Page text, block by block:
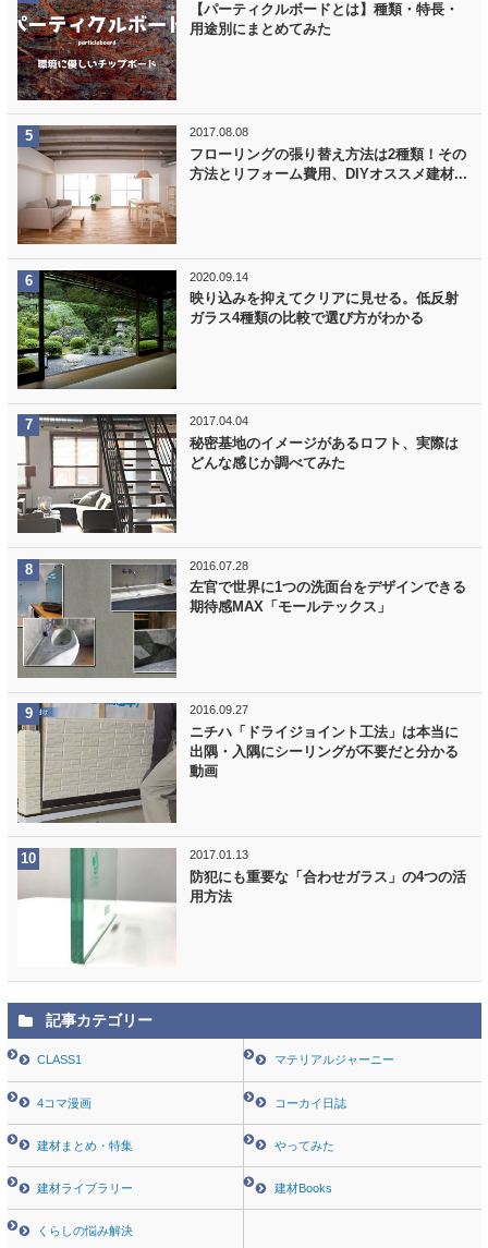
【パーティクルボードとは】種類・特長・
用途別にまとめてみた
2017.08.08
フローリングの張り替え方法は2種類！その
方法とリフォーム費用、DIYオススメ建材...
2020.09.14
映り込みを抑えてクリアに見せる。低反射
ガラス4種類の比較で選び方がわかる
2017.04.04
秘密基地のイメージがあるロフト、実際は
どんな感じか調べてみた
2016.07.28
左官で世界に1つの洗面台をデザインできる
期待感MAX「モールテックス」
2016.09.27
ニチハ「ドライジョイント工法」は本当に
出隅・入隅にシーリングが不要だと分かる
動画
2017.01.13
防犯にも重要な「合わせガラス」の4つの活
用方法
記事カテゴリー
CLASS1 マテリアルジャーニー
4コマ漫画 コーカイ日誌
建材まとめ・特集 やってみた
建材ライブラリー 建材Books
くらしの悩み解決